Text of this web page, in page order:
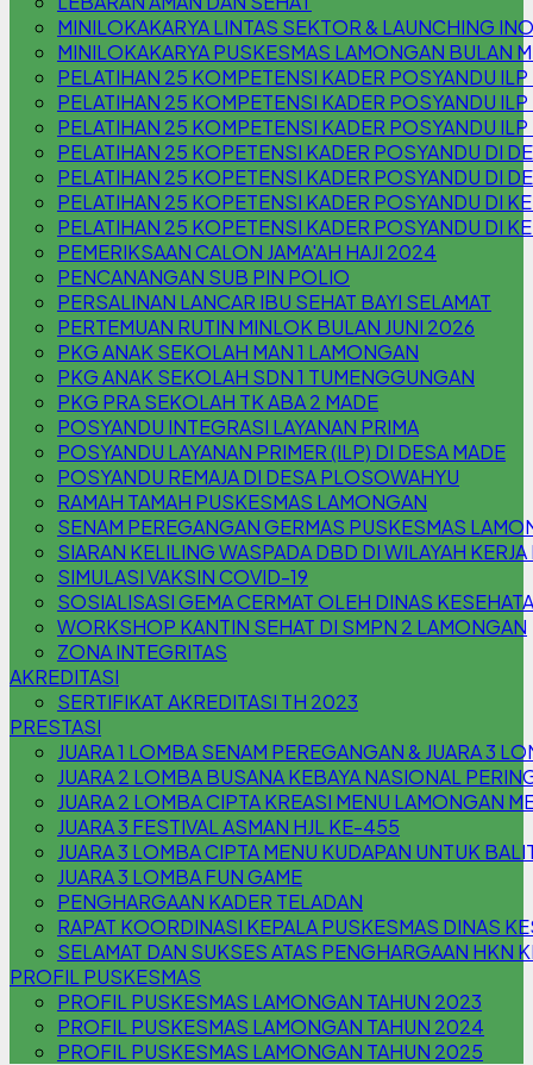
MINILOKAKARYA LINTAS SEKTOR & LAUNCHING
MINILOKAKARYA PUSKESMAS LAMONGAN BULAN
PELATIHAN 25 KOMPETENSI KADER POSYANDU
PELATIHAN 25 KOMPETENSI KADER POSYANDU ILP
PELATIHAN 25 KOMPETENSI KADER POSYANDU
PELATIHAN 25 KOPETENSI KADER POSYANDU DI
PELATIHAN 25 KOPETENSI KADER POSYANDU DI
PELATIHAN 25 KOPETENSI KADER POSYANDU DI
PELATIHAN 25 KOPETENSI KADER POSYANDU DI
PEMERIKSAAN CALON JAMA'AH HAJI 2024
PENCANANGAN SUB PIN POLIO
PERSALINAN LANCAR IBU SEHAT BAYI SELAMAT
PERTEMUAN RUTIN MINLOK BULAN JUNI 2026
PKG ANAK SEKOLAH MAN 1 LAMONGAN
PKG ANAK SEKOLAH SDN 1 TUMENGGUNGAN
PKG PRA SEKOLAH TK ABA 2 MADE
POSYANDU INTEGRASI LAYANAN PRIMA
POSYANDU LAYANAN PRIMER (ILP) DI DESA MADE
POSYANDU REMAJA DI DESA PLOSOWAHYU
RAMAH TAMAH PUSKESMAS LAMONGAN
SENAM PEREGANGAN GERMAS PUSKESMAS
SIARAN KELILING WASPADA DBD DI WILAYAH
SIMULASI VAKSIN COVID-19
SOSIALISASI GEMA CERMAT OLEH DINAS
WORKSHOP KANTIN SEHAT DI SMPN 2 LAMONGAN
ZONA INTEGRITAS
AKREDITASI
SERTIFIKAT AKREDITASI TH 2023
PRESTASI
JUARA 1 LOMBA SENAM PEREGANGAN & JUARA 3
JUARA 2 LOMBA BUSANA KEBAYA NASIONAL
JUARA 2 LOMBA CIPTA KREASI MENU LAMONGAN
JUARA 3 FESTIVAL ASMAN HJL KE-455
JUARA 3 LOMBA CIPTA MENU KUDAPAN UNTUK
JUARA 3 LOMBA FUN GAME
PENGHARGAAN KADER TELADAN
RAPAT KOORDINASI KEPALA PUSKESMAS DINAS
SELAMAT DAN SUKSES ATAS PENGHARGAAN HKN
PROFIL PUSKESMAS
PROFIL PUSKESMAS LAMONGAN TAHUN 2023
PROFIL PUSKESMAS LAMONGAN TAHUN 2024
PROFIL PUSKESMAS LAMONGAN TAHUN 2025